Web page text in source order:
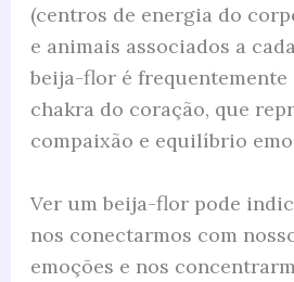
(centros de energia do
e animais associados a
beija-flor é frequentemente
chakra do coração, que
compaixão e equilíbrio
Ver um beija-flor pode
nos conectarmos com
emoções e nos